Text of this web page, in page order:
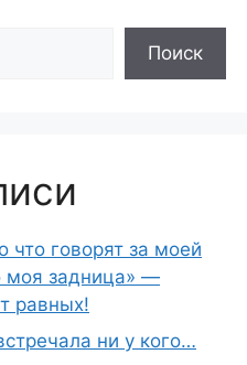
Поиск
что говорят за моей
моя задница» —
равных!
ни у кого…